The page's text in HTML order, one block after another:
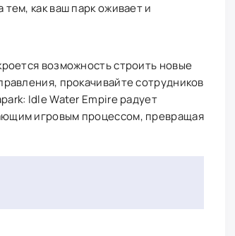
как ваш парк оживает и
возможность строить новые
прокачивайте сотрудников
Idle Water Empire радует
игровым процессом, превращая